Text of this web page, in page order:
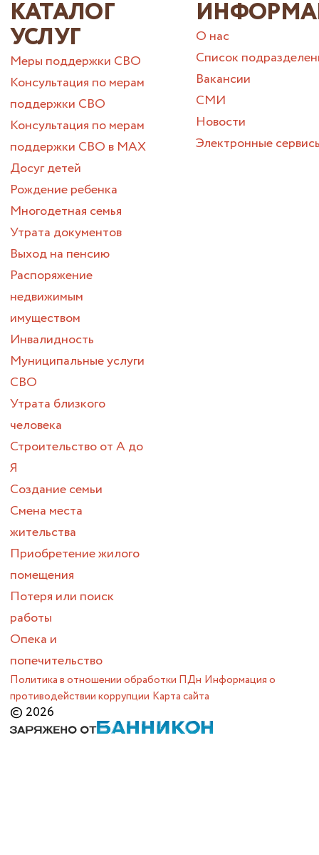
КАТАЛОГ
УСЛУГ
Меры поддержки СВО
Консультация по мерам
поддержки СВО
Консультация по мерам
поддержки СВО в МАХ
Досуг детей
Рождение ребенка
Многодетная семья
Утрата документов
Выход на пенсию
Распоряжение
недвижимым
имуществом
Инвалидность
Муниципальные услуги
СВО
Утрата близкого
человека
Строительство от А до
Я
Создание семьи
Смена места
жительства
Приобретение жилого
помещения
Потеря или поиск
работы
Опека и
попечительство
О нас
Список
Вакансии
СМИ
Новости
Электронные
Политика в отношении обработки ПДн Информация о
противодействии коррупции Карта сайта
© 2026